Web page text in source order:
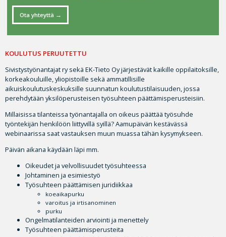
KOULUTUS PERUUTETTU
Sivistystyönantajat ry sekä EK-Tieto Oy järjestävät kaikille oppilaitoksille,
korkeakouluille, yliopistoille sekä ammatillisille
aikuiskoulutuskeskuksille suunnatun koulutustilaisuuden, jossa
perehdytään yksilöperusteisen työsuhteen päättämisperusteisiin.
Millaisissa tilanteissa työnantajalla on oikeus päättää työsuhde
työntekijän henkilöön liittyvillä syillä? Aamupäivän kestävässä
webinaarissa saat vastauksen muun muassa tähän kysymykseen.
Päivän aikana käydään läpi mm.
Oikeudet ja velvollisuudet työsuhteessa
Johtaminen ja esimiestyö
Työsuhteen päättämisen juridiikkaa
koeaikapurku
varoitus ja irtisanominen
purku
Ongelmatilanteiden arviointi ja menettely
Työsuhteen päättämisperusteita
Ota yhteyttä